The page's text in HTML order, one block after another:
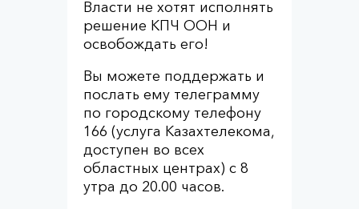
Власти не хотят исполнять
решение КПЧ ООН и
освобождать его!
Вы можете поддержать и
послать ему телеграмму
по городскому телефону
166 (услуга Казахтелекома,
доступен во всех
областных центрах) с 8
утра до 20.00 часов.